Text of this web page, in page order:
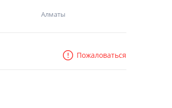
Алматы
Пожаловаться